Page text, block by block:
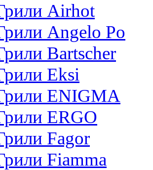
Airhot
Angelo Po
Bartscher
Eksi
ENIGMA
ERGO
Fagor
Fiamma